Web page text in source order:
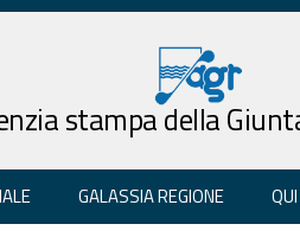
stampa della
GALASSIA REGIONE